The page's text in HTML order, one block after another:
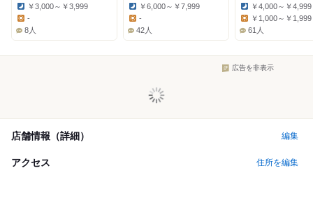
Dinner:
￥3,000～￥3,999
Lunch:
-
8人
Dinner:
￥6,000～￥7,999
Lunch:
-
42人
Dinner:
￥4,000～￥4,999
Lunch:
￥1,000～￥1,999
61人
広告を非表示
店舗情報（詳細） 編集
アクセス 住所を編集